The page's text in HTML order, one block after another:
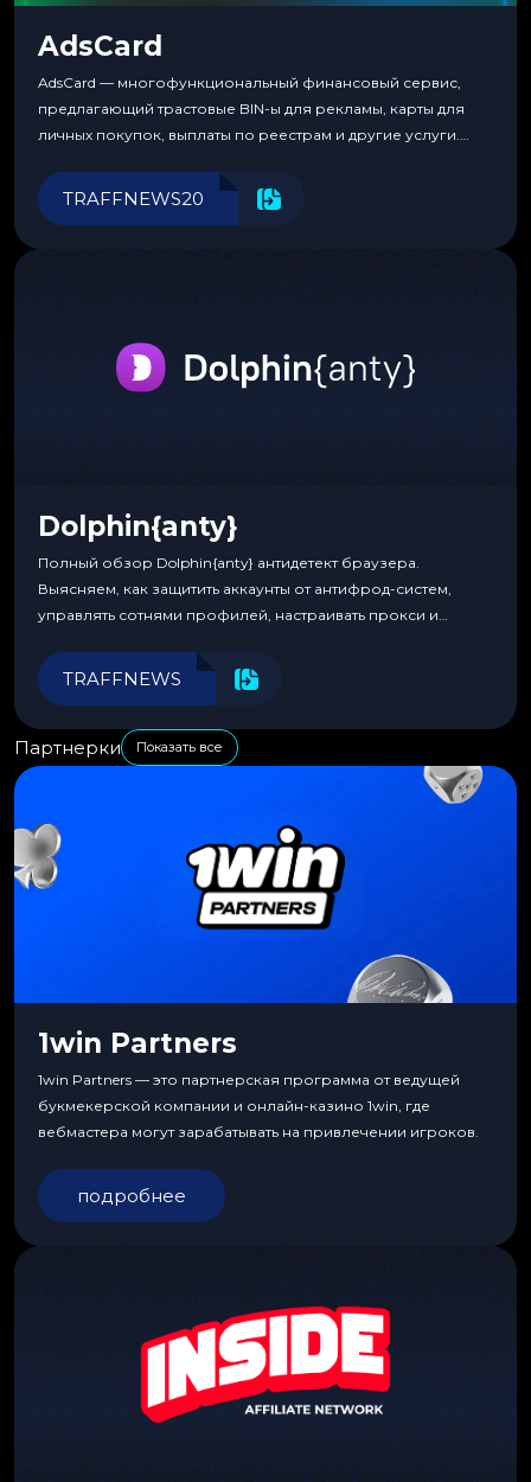
AdsCard
AdsCard — многофункциональный финансовый сервис,
предлагающий трастовые BIN-ы для рекламы, карты для
личных покупок, выплаты по реестрам и другие услуги.
инструменты для управления финансами.
TRAFFNEWS20
Dolphin{anty}
Полный обзор Dolphin{anty} антидетект браузера.
Выясняем, как защитить аккаунты от антифрод-систем,
управлять сотнями профилей, настраивать прокси и
эффективности.
TRAFFNEWS
Партнерки Показать все
1win Partners
1win Partners — это партнерская программа от ведущей
букмекерской компании и онлайн-казино 1win, где
вебмастера могут зарабатывать на привлечении игроков.
подробнее